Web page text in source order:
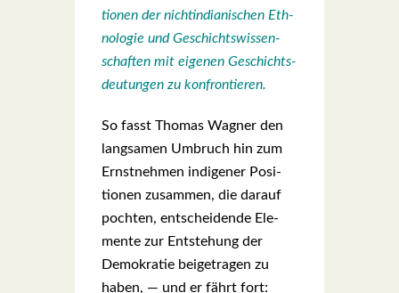
tio­nen der nicht­in­dia­ni­schen Eth­
no­lo­gie und Geschichts­wis­sen­
schaf­ten mit eige­nen Geschichts­
deu­tun­gen zu kon­fron­tie­ren.
So fasst Tho­mas Wag­ner den
lang­sa­men Umbruch hin zum
Ernst­neh­men indi­ge­ner Posi­
tio­nen zusam­men, die dar­auf
poch­ten, ent­schei­den­de Ele­
men­te zur Ent­ste­hung der
Demo­kra­tie bei­getra­gen zu
haben, — und er fährt fort: